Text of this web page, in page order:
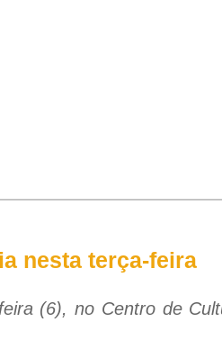
nesta terça-feira
(6), no Centro de